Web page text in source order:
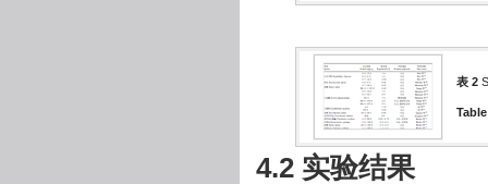
表 2
4.2 实验结果